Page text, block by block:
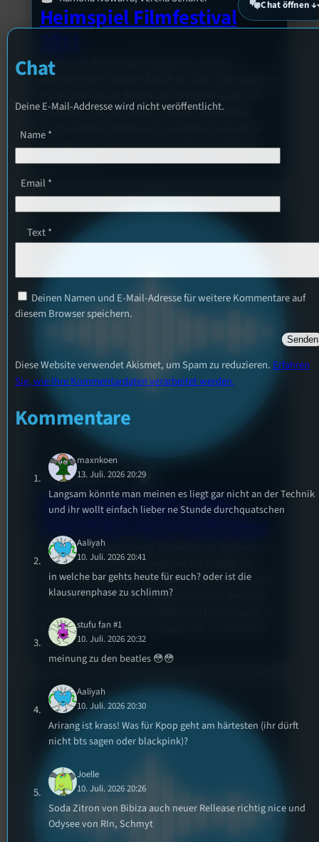
Heimspiel Filmfestival
Schon zum dritten Mal findet dieses Jahr das
Regensburger Filmfest HEIMSPIEL statt. Viele deutsche
HEIMSPIEL soll dies ändern. Neben Festivalleiter
Sascha Keilholz haben auch Studenten das Festival
mitorganisiert und dabei verschiedenste Aufgaben
übernommen.
28. Oktober 2011
Studentenboom durch
Dieses Jahr fangen so viele Studenten ihr Studium an,
wie nie zuvor. Zum einen liegt das am Wegfall der
Wehrpflicht, zum anderen haben dieses Jahr der letzte
G9-, sowie der erste G8-Jahrgang ihr Abitur gemacht,
Bayern drängen. Doch wie reagiert die Uni auf diesen
Studentenboom?
Chat öffnen ↓
Chat
Deine E-Mail-Addresse wird nicht veröffentlicht.
Name*
Email *
Text*
Deinen Namen und E-Mail-Adresse für weitere Kommentare auf
diesem Browser speichern.
Diese Website verwendet Akismet, um Spam zu reduzieren. Erfahren
Sie, wie Ihre Kommentardaten verarbeitet werden.
Kommentare
maxnkoen
13. Juli. 2026 20:29
Langsam könnte man meinen es liegt gar nicht an der Technik
und ihr wollt einfach lieber ne Stunde durchquatschen
Aaliyah
10. Juli. 2026 20:41
in welche bar gehts heute für euch? oder ist die
klausurenphase zu schlimm?
stufu fan #1
10. Juli. 2026 20:32
meinung zu den beatles 😳😳
Aaliyah
10. Juli. 2026 20:30
Arirang ist krass! Was für Kpop geht am härtesten (ihr dürft
nicht bts sagen oder blackpink)?
Joelle
10. Juli. 2026 20:26
Soda Zitron von Bibiza auch neuer Rellease richtig nice und
Odysee von RIn, Schmyt